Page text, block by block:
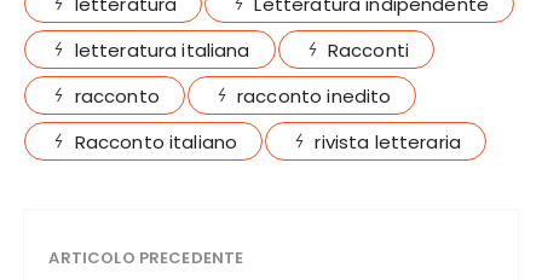
letteratura italiana
Racconti
racconto
racconto inedito
Racconto italiano
rivista letteraria
ARTICOLO PRECEDENTE